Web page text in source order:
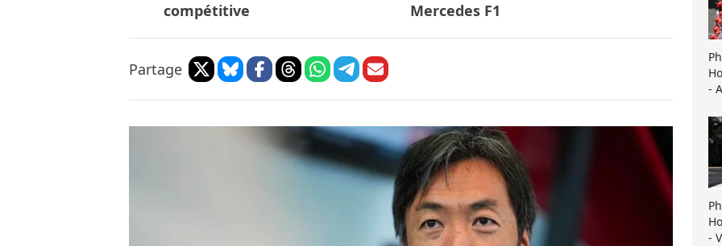
compétitive
Mercedes F1
Partage
-
-